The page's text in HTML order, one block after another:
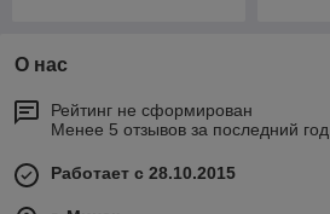
О нас
Рейтинг не сформирован
Менее 5 отзывов за последний год
Работает с 28.10.2015